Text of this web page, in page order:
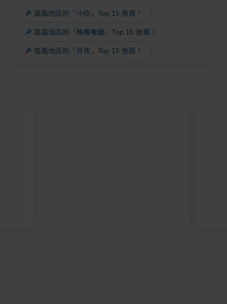
🔎 嘉義地區的『小吃』Top 15 推薦！
🔎 嘉義地區的『晚餐餐廳』Top 15 推薦！
🔎 嘉義地區的『宵夜』Top 15 推薦！